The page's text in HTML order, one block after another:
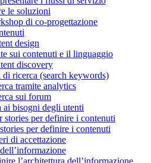
le soluzioni
di co-progettazione
design
sui contenuti e il linguaggio
discovery
ricerca (search keywords)
tramite analytics
sui forum
ai bisogni degli utenti
stories per definire i contenuti
per definire i contenuti
di accettazione
l’architettura dell’informazione